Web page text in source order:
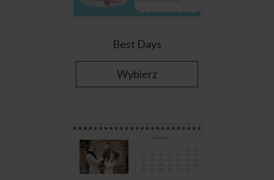
Best Days
Wybierz